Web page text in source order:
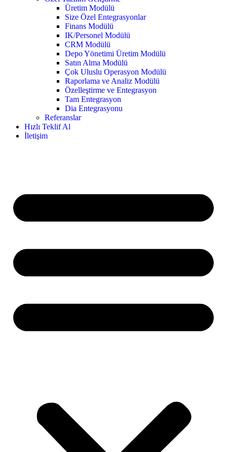
Üretim Modülü
Size Özel Entegrasyonlar
Finans Modülü
IK/Personel Modülü
CRM Modülü
Depo Yönetimi Üretim Modülü
Satın Alma Modülü
Çok Uluslu Operasyon Modülü
Raporlama ve Analiz Modülü
Özelleştirme ve Entegrasyon
Tam Entegrasyon
Dia Entegrasyonu
Referanslar
Hızlı Teklif Al
İletişim